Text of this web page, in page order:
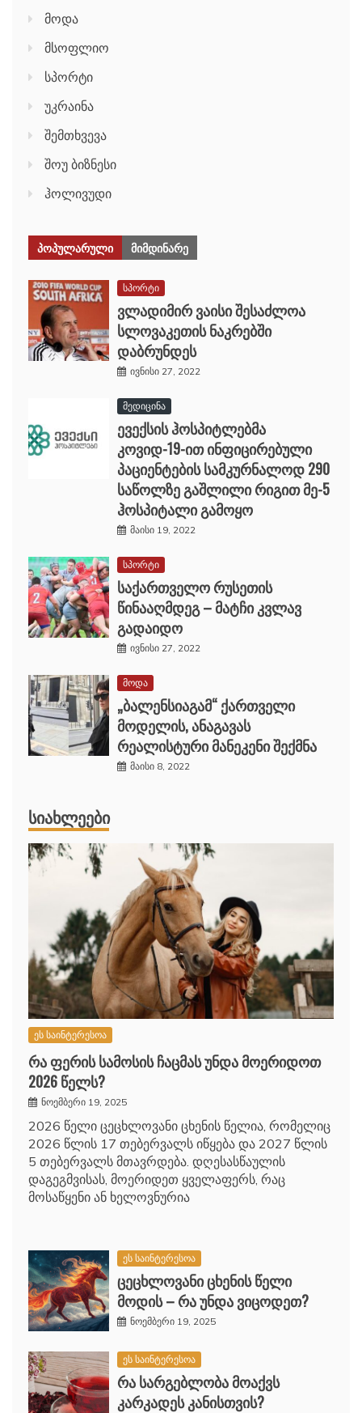
მოდა
მსოფლიო
სპორტი
უკრაინა
შემთხვევა
შოუ ბიზნესი
ჰოლივუდი
ᲞᲝᲞᲣᲚᲐᲠᲣᲚᲘ ᲛᲘᲛᲓᲘᲜᲐᲠᲔ
სპორტი
ვლადიმირ ვაისი შესაძლოა
სლოვაკეთის ნაკრებში
დაბრუნდეს
ივნისი 27, 2022
მედიცინა
ევექსის ჰოსპიტლებმა
კოვიდ-19-ით ინფიცირებული
პაციენტების სამკურნალოდ 290
საწოლზე გაშლილი რიგით მე-5
ჰოსპიტალი გამოყო
მაისი 19, 2022
სპორტი
საქართველო რუსეთის
წინააღმდეგ – მატჩი კვლავ
გადაიდო
ივნისი 27, 2022
მოდა
„ბალენსიაგამ“ ქართველი
მოდელის, ანაგავას
რეალისტური მანეკენი შექმნა
მაისი 8, 2022
ᲡᲘᲐᲮᲚᲔᲔᲑᲘ
ეს საინტერესოა
რა ფერის სამოსის ჩაცმას უნდა მოერიდოთ
2026 წელს?
ნოემბერი 19, 2025
2026 წელი ცეცხლოვანი ცხენის წელია, რომელიც
2026 წლის 17 თებერვალს იწყება და 2027 წლის
5 თებერვალს მთავრდება. დღესასწაულის
დაგეგმვისას, მოერიდეთ ყველაფერს, რაც
მოსაწყენი ან ხელოვნურია
ეს საინტერესოა
ცეცხლოვანი ცხენის წელი
მოდის – რა უნდა ვიცოდეთ?
ნოემბერი 19, 2025
ეს საინტერესოა
რა სარგებლობა მოაქვს
კარკადეს კანისთვის?